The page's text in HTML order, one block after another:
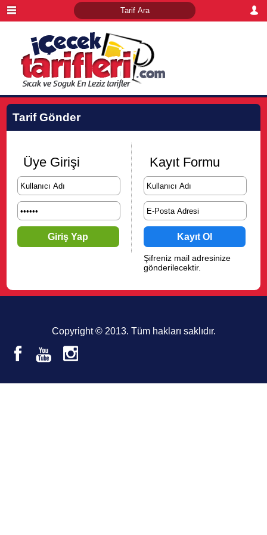
Tarif Gönder
Üye Girişi Kayıt Formu
Şifreniz mail adresinize
gönderilecektir.
Copyright © 2013. Tüm hakları saklıdır.